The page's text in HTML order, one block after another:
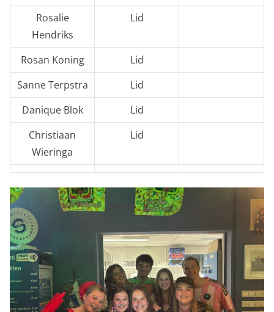
Rosalie
Hendriks
Lid
Rosan Koning
Lid
Sanne Terpstra
Lid
Danique Blok
Lid
Christiaan
Wieringa
Lid